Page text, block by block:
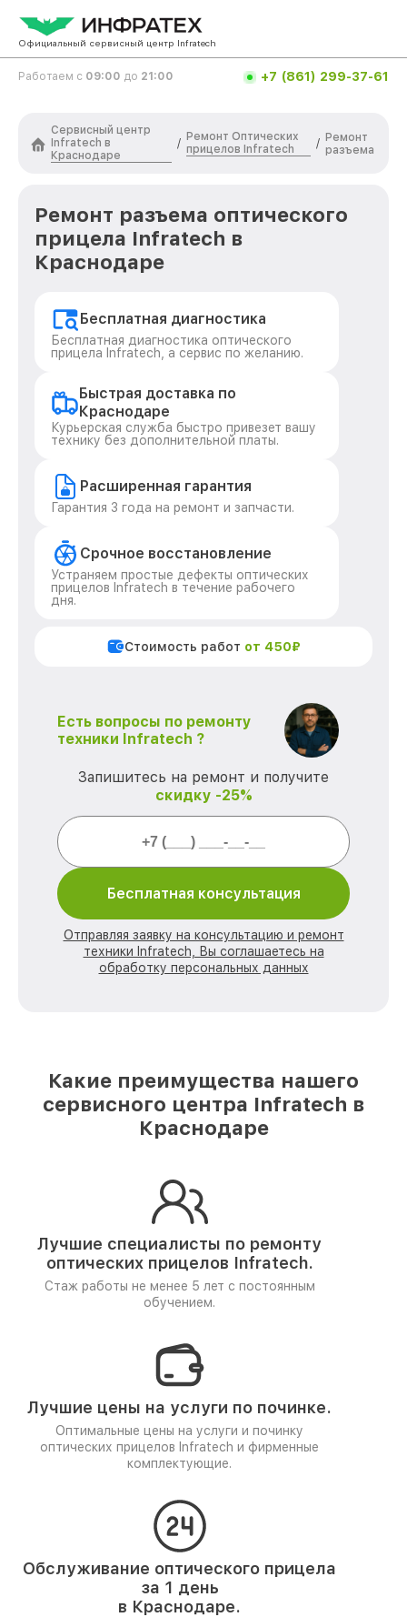
Официальный сервисный центр Infratech
Работаем с 09:00 до 21:00 +7 (861) 299-37-61
Сервисный центр
Infratech в
Краснодаре
/
Ремонт Оптических
прицелов Infratech
/ Ремонт
разъема
Ремонт разъема оптического
прицела Infratech в
Краснодаре
Бесплатная диагностика
Бесплатная диагностика оптического
прицела Infratech, а сервис по желанию.
Быстрая доставка по
Краснодаре
Курьерская служба быстро привезет вашу
технику без дополнительной платы.
Расширенная гарантия
Гарантия 3 года на ремонт и запчасти.
Срочное восстановление
Устраняем простые дефекты оптических
прицелов Infratech в течение рабочего
дня.
Стоимость работ от 450₽
Есть вопросы по ремонту
техники Infratech ?
Запишитесь на ремонт и получите
скидку -25%
Бесплатная консультация
Отправляя заявку на консультацию и ремонт
техники Infratech, Вы соглашаетесь на
обработку персональных данных
Какие преимущества нашего
сервисного центра Infratech в
Краснодаре
Лучшие специалисты по ремонту
оптических прицелов Infratech.
Стаж работы не менее 5 лет с постоянным
обучением.
Лучшие цены на услуги по починке.
Оптимальные цены на услуги и починку
оптических прицелов Infratech и фирменные
комплектующие.
Обслуживание оптического прицела
за 1 день
в Краснодаре.